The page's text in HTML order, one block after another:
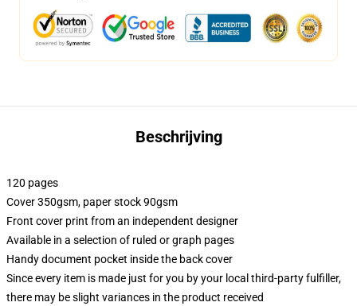
Beschrijving
120 pages
Cover 350gsm, paper stock 90gsm
Front cover print from an independent designer
Available in a selection of ruled or graph pages
Handy document pocket inside the back cover
Since every item is made just for you by your local third-party fulfiller,
there may be slight variances in the product received